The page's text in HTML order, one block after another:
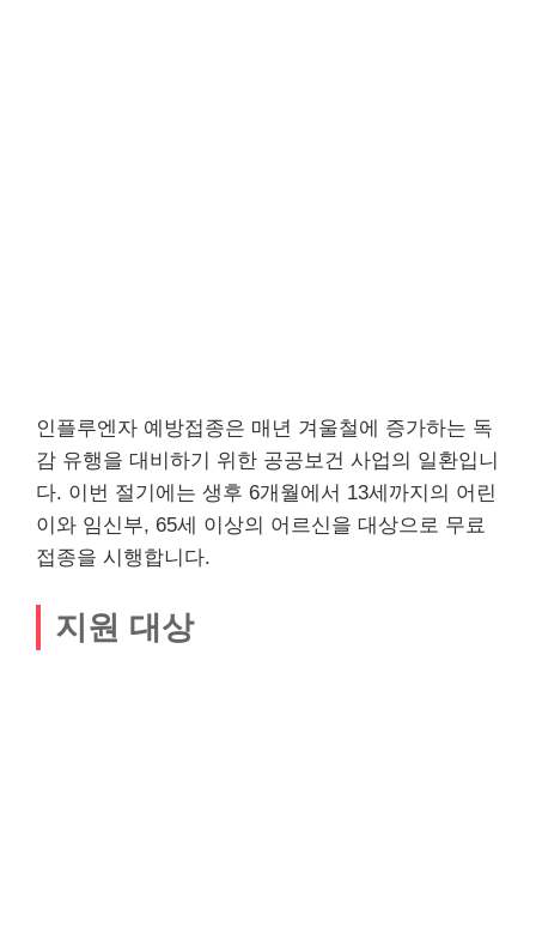
인플루엔자 예방접종은 매년 겨울철에 증가하는 독
감 유행을 대비하기 위한 공공보건 사업의 일환입니
다. 이번 절기에는 생후 6개월에서 13세까지의 어린
이와 임신부, 65세 이상의 어르신을 대상으로 무료
접종을 시행합니다.
지원 대상